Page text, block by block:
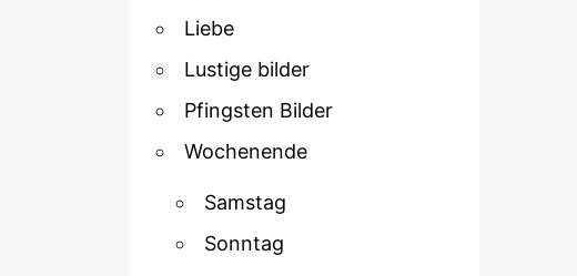
Liebe
Lustige bilder
Pfingsten Bilder
Wochenende
Samstag
Sonntag